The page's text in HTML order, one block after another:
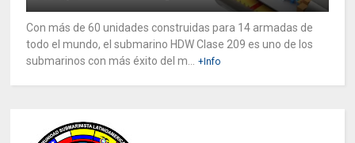
Con más de 60 unidades construidas para 14 armadas de
todo el mundo, el submarino HDW Clase 209 es uno de los
submarinos con más éxito del m...
+Info